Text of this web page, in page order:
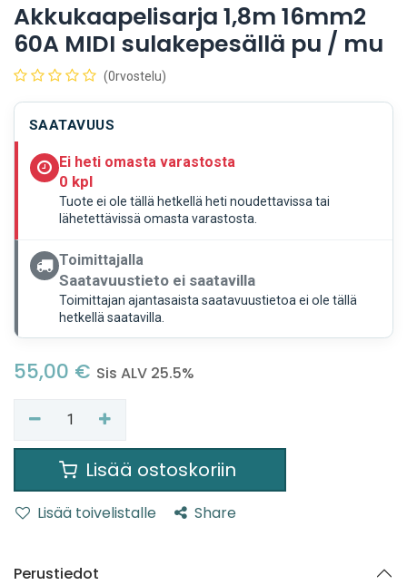
Akkukaapelisarja 1,8m 16mm2
60A MIDI sulakepesällä pu / mu
(0rvostelu)
SAATAVUUS
Ei heti omasta varastosta
0 kpl
Tuote ei ole tällä hetkellä heti noudettavissa tai
lähetettävissä omasta varastosta.
Toimittajalla
Saatavuustieto ei saatavilla
Toimittajan ajantasaista saatavuustietoa ei ole tällä
hetkellä saatavilla.
55,00 € Sis ALV 25.5%
Lisää ostoskoriin
Lisää toivelistalle Share
Perustiedot